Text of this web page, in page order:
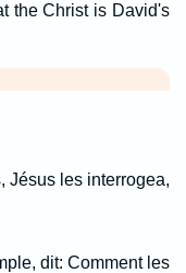
the Christ is David's
Jésus les interrogea,
dit: Comment les